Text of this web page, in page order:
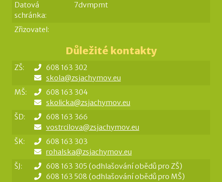
Datová
schránka:
7dvmpmt
Zřizovatel:
Důležité kontakty
ZŠ:
608 163 302
skola@zsjachymov.eu
MŠ:
608 163 304
skolicka@zsjachymov.eu
ŠD:
608 163 366
vostrcilova@zsjachymov.eu
ŠK:
608 163 303
rohalska@zsjachymov.eu
ŠJ:
608 163 305 (odhlašování obědů pro ZŠ)
608 163 508 (odhlašování obědů pro MŠ)